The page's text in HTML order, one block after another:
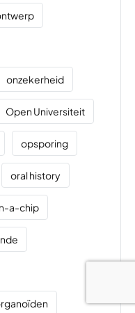
onzekerheid
Open Universiteit
opsporing
oral history
a-chip